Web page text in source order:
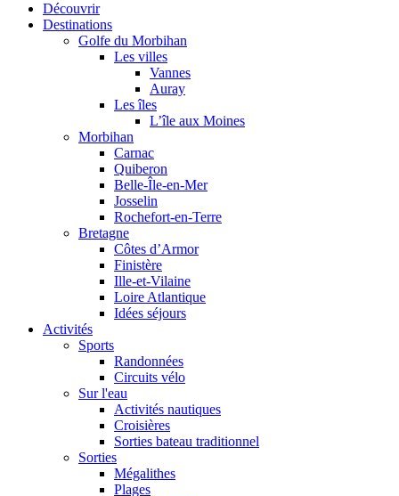
Découvrir
Destinations
Golfe du Morbihan
Les villes
Vannes
Auray
Les îles
L’île aux Moines
Morbihan
Carnac
Quiberon
Belle-Île-en-Mer
Josselin
Rochefort-en-Terre
Bretagne
Côtes d’Armor
Finistère
Ille-et-Vilaine
Loire Atlantique
Idées séjours
Activités
Sports
Randonnées
Circuits vélo
Sur l'eau
Activités nautiques
Croisières
Sorties bateau traditionnel
Sorties
Mégalithes
Plages